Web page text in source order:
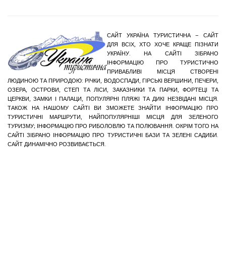
САЙТ УКРАЇНА ТУРИСТИЧНА – САЙТ
ДЛЯ ВСІХ, ХТО ХОЧЕ КРАЩЕ ПІЗНАТИ
УКРАЇНУ. НА САЙТІ ЗІБРАНО
ІНФОРМАЦІЮ ПРО ТУРИСТИЧНО
ПРИВАБЛИВІ МІСЦЯ СТВОРЕНІ
ЛЮДИНОЮ ТА ПРИРОДОЮ: РІЧКИ, ВОДОСПАДИ, ГІРСЬКІ ВЕРШИНИ, ПЕЧЕРИ,
ОЗЕРА, ОСТРОВИ, СТЕП ТА ЛІСИ, ЗАКАЗНИКИ ТА ПАРКИ, ФОРТЕЦІ ТА
ЦЕРКВИ, ЗАМКИ І ПАЛАЦИ, ПОПУЛЯРНІ ПЛЯЖІ ТА ДИКІ НЕЗВІДАНІ МІСЦЯ.
ТАКОЖ НА НАШОМУ САЙТІ ВИ ЗМОЖЕТЕ ЗНАЙТИ ІНФОРМАЦІЮ ПРО
ТУРИСТИЧНІ МАРШРУТИ, НАЙПОПУЛЯРНІШІ МІСЦЯ ДЛЯ ЗЕЛЕНОГО
ТУРИЗМУ; ІНФОРМАЦІЮ ПРО РИБОЛОВЛЮ ТА ПОЛЮВАННЯ. ОКРІМ ТОГО НА
САЙТІ ЗІБРАНО ІНФОРМАЦІЮ ПРО ТУРИСТИЧНІ БАЗИ ТА ЗЕЛЕНІ САДИБИ.
САЙТ ДИНАМІЧНО РОЗВИВАЄТЬСЯ.